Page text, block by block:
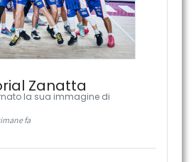
Zanatta
la sua immagine di
fa